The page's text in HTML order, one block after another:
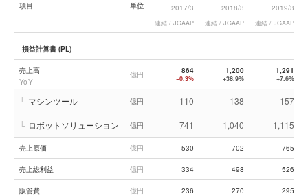
項目 単位 2017/3
連結 / JGAAP
2018/3
連結 / JGAAP
2019/3
連結 / JGAAP
損益計算書 (PL)
売上高
YoY
億円 864
−0.3%
1,200
+38.9%
1,291
+7.6%
└ マシンツール 億円 110 138 157
└ ロボットソリューション 億円 741 1,040 1,115
売上原価 億円 530 702 765
売上総利益 億円 334 498 526
販管費 億円 236 270 295